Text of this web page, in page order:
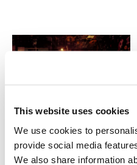
This website uses cookies
We use cookies to
provide social media
We also share information
NOTICIAS
Gran ataque involucra al sistema
judicial en los Estados Unidos.